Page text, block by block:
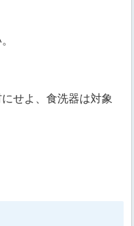
せよ、食洗器は対象